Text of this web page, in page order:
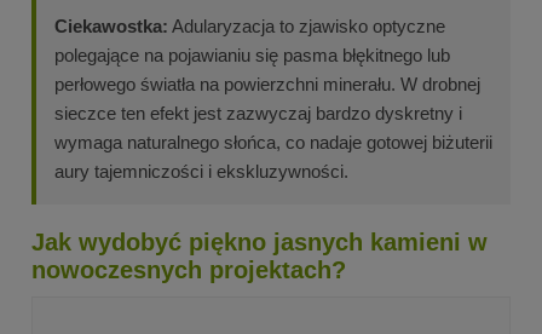
Ciekawostka: Adularyzacja to zjawisko optyczne
polegające na pojawianiu się pasma błękitnego lub
perłowego światła na powierzchni minerału. W drobnej
sieczce ten efekt jest zazwyczaj bardzo dyskretny i
wymaga naturalnego słońca, co nadaje gotowej biżuterii
aury tajemniczości i ekskluzywności.
Jak wydobyć piękno jasnych kamieni w
nowoczesnych projektach?